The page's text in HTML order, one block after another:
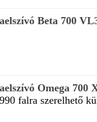
Beta 700
Omega 700
falra szerelhető